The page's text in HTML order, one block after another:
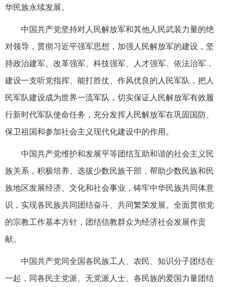
华民族永续发展。
中国共产党坚持对人民解放军和其他人民武装力量的绝
对领导，贯彻习近平强军思想，加强人民解放军的建设，坚
持政治建军、改革强军、科技强军、人才强军、依法治军，
建设一支听党指挥、能打胜仗、作风优良的人民军队，把人
民军队建设成为世界一流军队，切实保证人民解放军有效履
行新时代军队使命任务，充分发挥人民解放军在巩固国防、
保卫祖国和参加社会主义现代化建设中的作用。
中国共产党维护和发展平等团结互助和谐的社会主义民
族关系，积极培养、选拔少数民族干部，帮助少数民族和民
族地区发展经济、文化和社会事业，铸牢中华民族共同体意
识，实现各民族共同团结奋斗、共同繁荣发展。全面贯彻党
的宗教工作基本方针，团结信教群众为经济社会发展作贡
献。
中国共产党同全国各民族工人、农民、知识分子团结在
一起，同各民主党派、无党派人士、各民族的爱国力量团结